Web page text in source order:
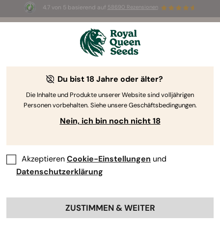
4.7 von 5 basierend auf 58690 Rezensionen
3 White Widow Auto SamenKOSTENLOS für die
Du bist 18 Jahre oder älter?
Die Inhalte und Produkte unserer Website sind volljährigen
Personen vorbehalten. Siehe unsere Geschäftsbedingungen.
Nein, ich bin noch nicht 18
AkzeptierenCookie-Einstellungen und
Datenschutzerklärung
ZUSTIMMEN & WEITER